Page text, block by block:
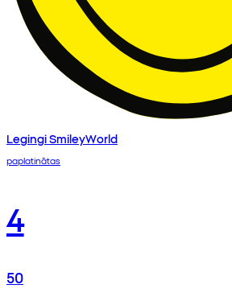
Legingi SmileyWorld
paplatinātas
4
50